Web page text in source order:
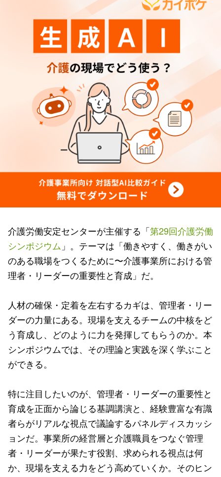
介護労働安定センターが主催する「第29回介護労働
シンポジウム 」。テーマは「働きやすく、働きがい
のある職場をつくるために〜介護事業所における管
理者・リーダーの重要性と育成」だ。
人材の確保・定着を左右するカギは、管理者・リー
ダーの力量にある。現場を支えるチームの中核をど
う育成し、どのように力を発揮してもらうのか。本
シンポジウムでは、その理論と実践を深く学ぶこと
ができる。
特に注目したいのが、管理者・リーダーの重要性と
育成を正面から論じる基調講演と、経験豊富な有識
者らがリアルな視点で議論するパネルディスカッシ
ョンだ。事業所の経営層と介護職員をつなぐ管理
者・リーダーが果たす役割、求められる視点は何
か、現場を支える力をどう高めていくか。そのヒン